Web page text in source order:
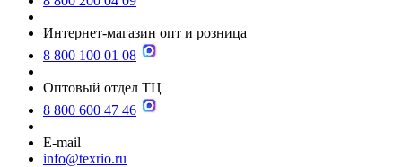
Интернет-магазин опт и розница
8 800 100 01 08
Оптовый отдел ТЦ
8 800 600 47 46
E-mail
info@texrio.ru